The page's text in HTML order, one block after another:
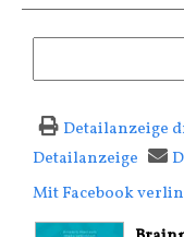
Detailanzeige
Detailanzeige
Mit Facebook